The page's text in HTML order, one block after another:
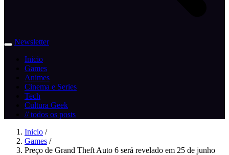
Newsletter
Inicio
Games
Animes
Cinema e Series
Tech
Cultura Geek
// todos os posts
Inicio /
Games /
Preço de Grand Theft Auto 6 será revelado em 25 de junho